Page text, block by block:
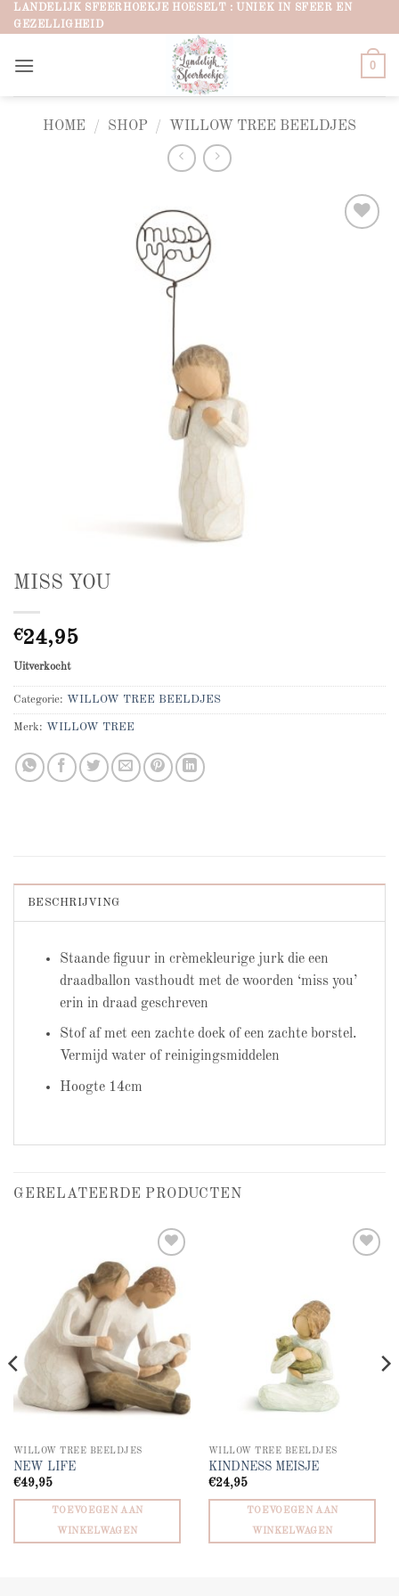
Ga
naar
LANDELIJK SFEERHOEKJE HOESELT : UNIEK IN SFEER EN
GEZELLIGHEID
0
HOME / SHOP / WILLOW TREE BEELDJES
MISS YOU
€24,95
Uitverkocht
Categorie: WILLOW TREE BEELDJES
Merk: WILLOW TREE
BESCHRIJVING
Staande figuur in crèmekleurige jurk die een
draadballon vasthoudt met de woorden ‘miss you’
erin in draad geschreven
Stof af met een zachte doek of een zachte borstel.
Vermijd water of reinigingsmiddelen
Hoogte 14cm
GERELATEERDE PRODUCTEN
Add to
wishlist
WILLOW TREE BEELDJES
NEW LIFE
€49,95
TOEVOEGEN AAN
WINKELWAGEN
WILLOW TREE BEELDJES
KINDNESS MEISJE
€24,95
TOEVOEGEN AAN
WINKELWAGEN